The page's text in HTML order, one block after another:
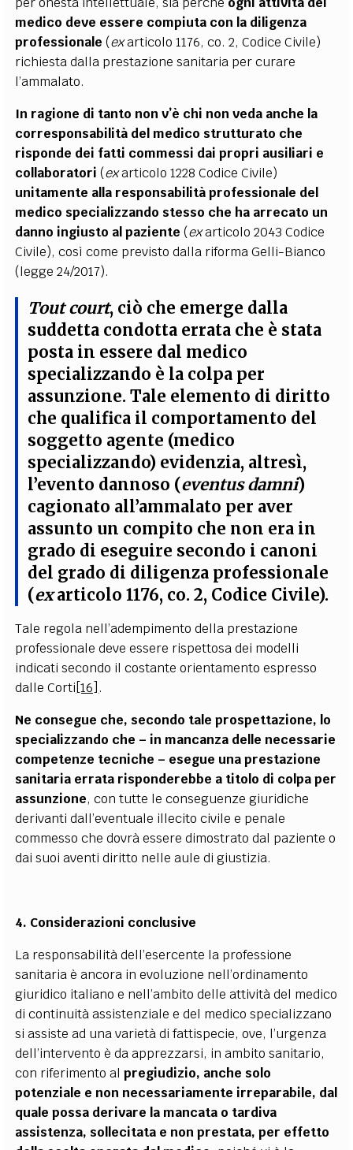
medico deve essere compiuta con la diligenza
professionale (exarticolo 1176, co. 2, Codice Civile)
richiesta dalla prestazione sanitaria per curare
l’ammalato.
In ragione di tanto non v’è chi non veda anche la
corresponsabilità del medico strutturato che
risponde dei fatti commessi dai propri ausiliari e
collaboratori (exarticolo 1228 Codice Civile)
unitamente alla responsabilità professionale del
medico specializzando stesso che ha arrecato un
danno ingiusto al paziente (exarticolo 2043 Codice
Civile), così come previsto dalla riforma Gelli-Bianco
(legge 24/2017).
Tout court, ciò che emerge dalla
suddetta condotta errata che è stata
posta in essere dal medico
specializzando è la colpa per
assunzione. Tale elemento di diritto
che qualifica il comportamento del
soggetto agente (medico
specializzando) evidenzia, altresì,
l’evento dannoso (eventus damni)
cagionato all’ammalato per aver
assunto un compito che non era in
grado di eseguire secondo i canoni
del grado di diligenza professionale
(exarticolo 1176, co. 2, Codice Civile).
Tale regola nell’adempimento della prestazione
professionale deve essere rispettosa dei modelli
indicati secondo il costante orientamento espresso
dalle Corti[16] .
Ne consegue che, secondo tale prospettazione, lo
specializzando che – in mancanza delle necessarie
competenze tecniche – esegue una prestazione
sanitaria errata risponderebbe a titolo di colpa per
assunzione, con tutte le conseguenze giuridiche
derivanti dall’eventuale illecito civile e penale
commesso che dovrà essere dimostrato dal paziente o
dai suoi aventi diritto nelle aule di giustizia.
4. Considerazioni conclusive
La responsabilità dell’esercente la professione
sanitaria è ancora in evoluzione nell’ordinamento
giuridico italiano e nell’ambito delle attività del medico
di continuità assistenziale e del medico specializzano
si assiste ad una varietà di fattispecie, ove, l’urgenza
dell’intervento è da apprezzarsi, in ambito sanitario,
con riferimento alpregiudizio, anche solo
potenziale e non necessariamente irreparabile, dal
quale possa derivare la mancata o tardiva
assistenza, sollecitata e non prestata, per effetto